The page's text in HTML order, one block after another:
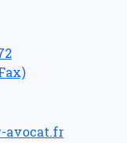
avocat.fr